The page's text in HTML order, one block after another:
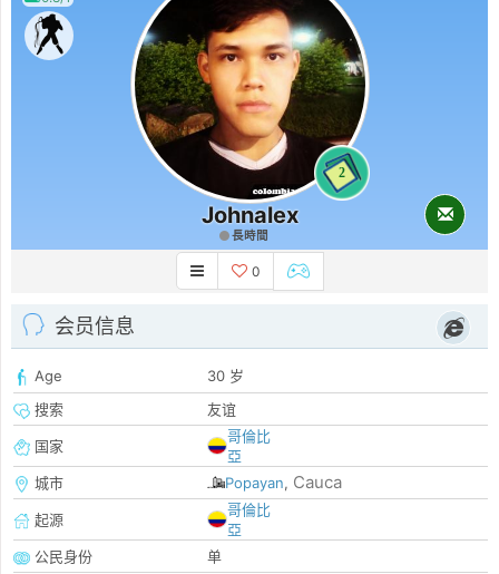
2
Johnalex
長時間
0
会员信息
Age
30 岁
搜索
友谊
国家
哥倫比
亞
城市
Popayan, Cauca
起源
哥倫比
亞
公民身份
单